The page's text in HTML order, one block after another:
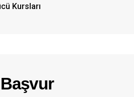
Kursları